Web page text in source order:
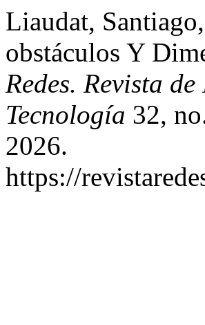
Liaudat,
obstáculos Y
Redes. Revista
Tecnología 32,
2026.
https://